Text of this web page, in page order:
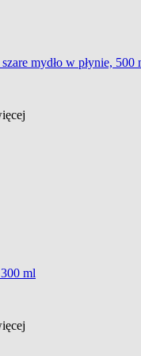
mydło w płynie, 500
ml